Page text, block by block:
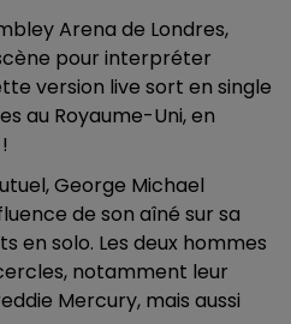
Arena de Londres,
pour interpréter
version live sort en single
au Royaume-Uni, en
George Michael
de son aîné sur sa
en solo. Les deux hommes
notamment leur
Mercury, mais aussi